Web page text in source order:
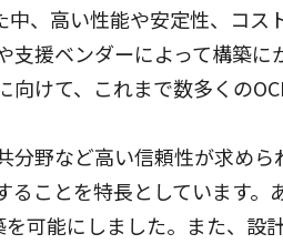
中、高い性能や安定性、コ
支援ベンダーによって構築
向けて、これまで数多くの
野など高い信頼性が求め
ることを特長としています
を可能にしました。また、